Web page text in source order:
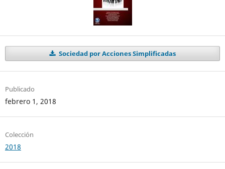
Sociedad por Acciones Simplificadas
Publicado
febrero 1, 2018
Colección
2018